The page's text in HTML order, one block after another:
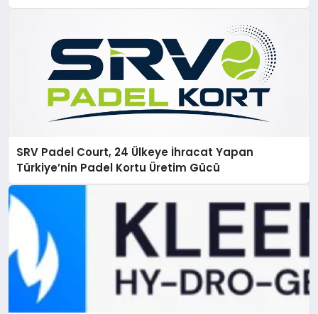
SRV Padel Court, 24 Ülkeye İhracat Yapan
Türkiye’nin Padel Kortu Üretim Gücü